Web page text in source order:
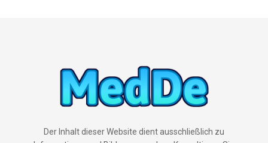
Der Inhalt dieser Website dient ausschließlich zu